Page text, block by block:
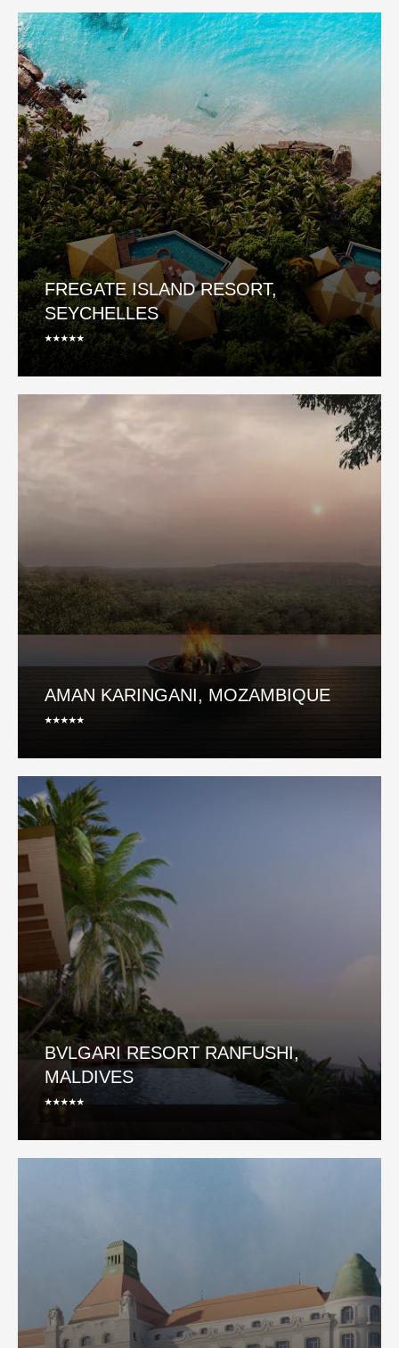
FREGATE ISLAND RESORT,
SEYCHELLES
⭑⭑⭑⭑⭑
AMAN KARINGANI, MOZAMBIQUE
⭑⭑⭑⭑⭑
BVLGARI RESORT RANFUSHI,
MALDIVES
⭑⭑⭑⭑⭑